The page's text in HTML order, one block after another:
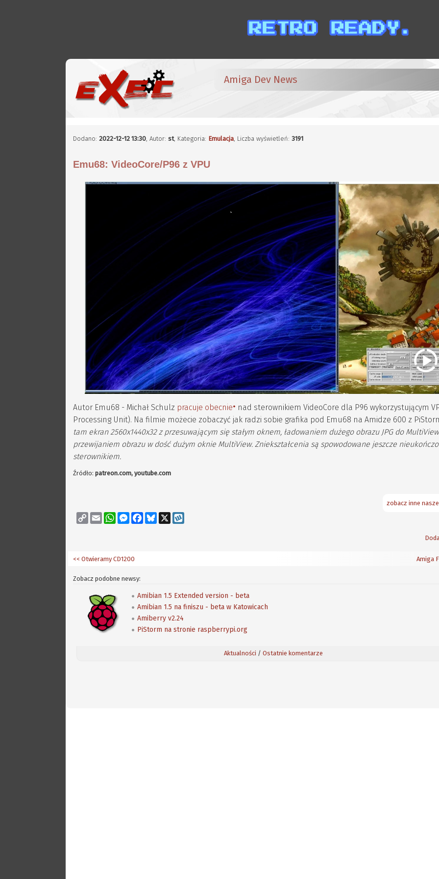
Amiga Dev News
Dodano:2022-12-12 13:30,Autor:st, Kategoria: Emulacja, Liczba wyświetleń:3191
Emu68: VideoCore/P96 z VPU
Autor Emu68 - Michał Schulz pracuje obecnie
nad sterownikiem VideoCore dla P96 wykorzystującym
Processing Unit). Na filmie możecie zobaczyć jak radzi sobie grafika pod Emu68 na Amidze 600 z
tam ekran 2560x1440x32 z przesuwającym się stałym oknem, ładowaniem dużego obrazu JPG do
przewijaniem obrazu w dość dużym oknie MultiView. Zniekształcenia są spowodowane jeszcze
sterownikiem.
Źródło:patreon.com, youtube.com
zobacz inne
Copy
Link
Email WhatsAppMessenger
FacebookBluesky
X
Amiga
<< Otwieramy CD1200
Zobacz podobne newsy:
Amibian 1.5 Extended version - beta
Amibian 1.5 na finiszu - beta w Katowicach
Amiberry v2.24
PiStorm na stronie raspberrypi.org
Aktualności / Ostatnie komentarze